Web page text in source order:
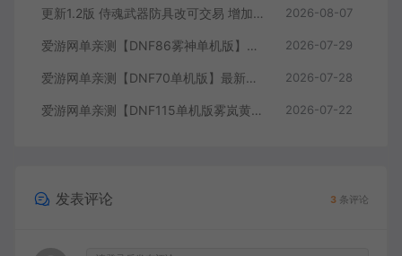
更新1.2版 侍魂武器防具改可交易 增加掉落和在线奖励 DNF70星月侍魂联机版 新版技能 丰富异次元技能装备词条 护石 辟邪玉 皮肤外观 BUFF技能徽章 史诗装备特效徽章 技能宝珠等 在线点 装备靠爆 2026-08-07
爱游网单亲测【DNF86雾神单机版】最新整理宽屏 带内辅便捷 新技能 界面UI 大冰龙 新深渊副本 技能护石 虚拟机一键端 视频安装教学 2026-07-29
爱游网单亲测【DNF70单机版】最新整理超神70微变 魂图 异界 安图恩 四小龙 镶嵌 内辅 异次元护石宝珠 未加密PVF虚拟机一键端 视频安装教学 2026-07-28
爱游网单亲测【DNF115单机版雾岚黄昏战】最新整理带魔枪三职业 女鬼剑 女圣职者 男鬼剑女格斗新模型 美神 雾岚副本 太初装备 快捷内辅 虚拟机一键端 视频安装教学 2026-07-22
发表评论 3 条评论